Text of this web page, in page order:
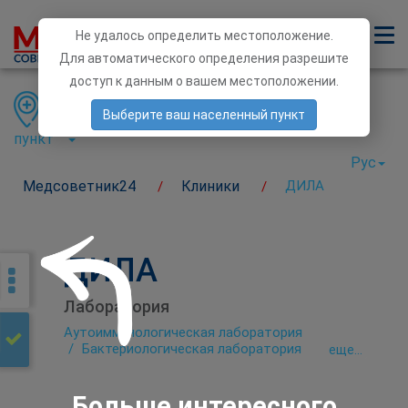
Медсоветник24 / Клиники / ДИЛА
Область Район
Населенный
пункт
Рус
ДИЛА
Лаборатория
Аутоиммунологическая лаборатория
Бактериологическая лаборатория
Генетическая диагностика
eще...
Не удалось определить местоположение.
Для автоматического определения разрешите
доступ к данным о вашем местоположении.
Выберите ваш населенный пункт